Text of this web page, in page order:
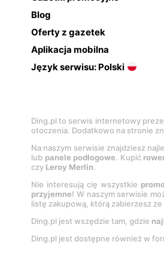
Blog
Oferty z gazetek
Aplikacja mobilna
Język serwisu: Polski
Ding.pl to serwis internetowy
otoczenia. Dodatkowo na stronie
Na naszym serwisie znajdziesz
lub panele podłogowe. Kupić
czy Leroy Merlin.
Nie interesują cię wszystkie
przyjemne! W naszym serwisie
listę zakupową, którą zabierzesz ze
Ding.pl jest wszędzie tam, gdzie
Ding.pl jest dostępne również w